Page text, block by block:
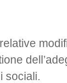
sociali.